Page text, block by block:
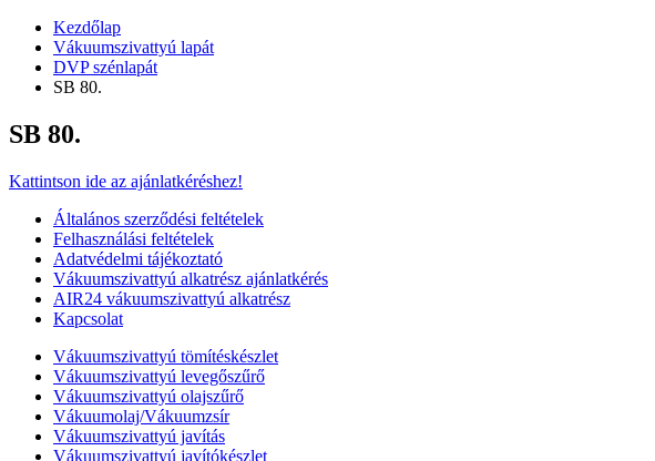
Kezdőlap
Vákuumszivattyú lapát
DVP szénlapát
SB 80.
SB 80.
Kattintson ide az ajánlatkéréshez!
Általános szerződési feltételek
Felhasználási feltételek
Adatvédelmi tájékoztató
Vákuumszivattyú alkatrész ajánlatkérés
AIR24 vákuumszivattyú alkatrész
Kapcsolat
Vákuumszivattyú tömítéskészlet
Vákuumszivattyú levegőszűrő
Vákuumszivattyú olajszűrő
Vákuumolaj/Vákuumzsír
Vákuumszivattyú javítás
Vákuumszivattyú javítókészlet